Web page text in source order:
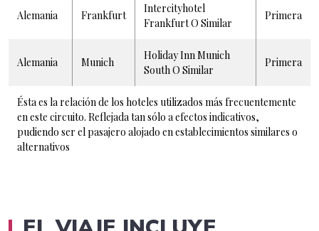
Alemania Frankfurt
Intercityhotel
Frankfurt O Similar
Primera
Alemania Munich
Holiday Inn Munich
South O Similar
Primera
Ésta es la relación de los hoteles utilizados más frecuentemente
en este circuito. Reflejada tan sólo a efectos indicativos,
pudiendo ser el pasajero alojado en establecimientos similares o
alternativos